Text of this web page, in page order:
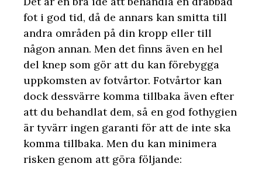
fot i god tid, då de annars kan smitta till
andra områden på din kropp eller till
någon annan. Men det finns även en hel
del knep som gör att du kan förebygga
uppkomsten av fotvårtor. Fotvårtor kan
dock dessvärre komma tillbaka även efter
att du behandlat dem, så en god fothygien
är tyvärr ingen garanti för att de inte ska
komma tillbaka. Men du kan minimera
risken genom att göra följande: